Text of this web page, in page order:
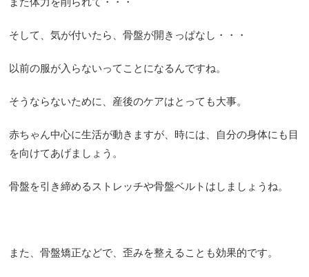
そして、気が付いたら、骨盤が開きっぱなし・・・
以前の服が入らないってことになるんですね。
そうならないために、産後のケアはとっても大事。
赤ちゃん中心に生活が動きますが、時には、自分の身体にも目
を向けてあげましょう。
骨盤を引き締めるストレッチや骨盤ベルトはしましょうね。
また、骨盤矯正などで、歪みを整えることも効果的です。